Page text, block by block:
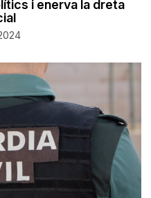
i enerva la dreta